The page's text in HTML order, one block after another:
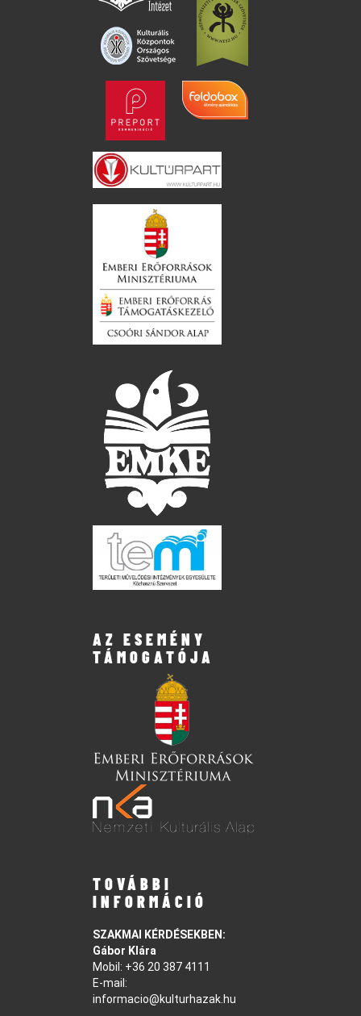
AZ ESEMÉNY
TÁMOGATÓJA
TOVÁBBI
INFORMÁCIÓ
SZAKMAI KÉRDÉSEKBEN:
Gábor Klára
Mobil: +36 20 387 4111
E-mail:
informacio@kulturhazak.hu